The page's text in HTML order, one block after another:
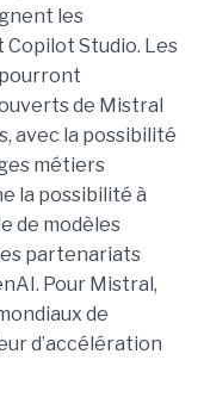
les
Studio. Les
de Mistral
avec la possibilité
métiers
la possibilité à
de modèles
partenariats
Pour Mistral,
de
d’accélération